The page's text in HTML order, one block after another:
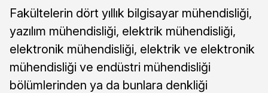
Fakültelerin dört yıllık bilgisayar mühendisliği,
yazılım mühendisliği, elektrik mühendisliği,
elektronik mühendisliği, elektrik ve elektronik
mühendisliği ve endüstri mühendisliği
bölümlerinden ya da bunlara denkliği